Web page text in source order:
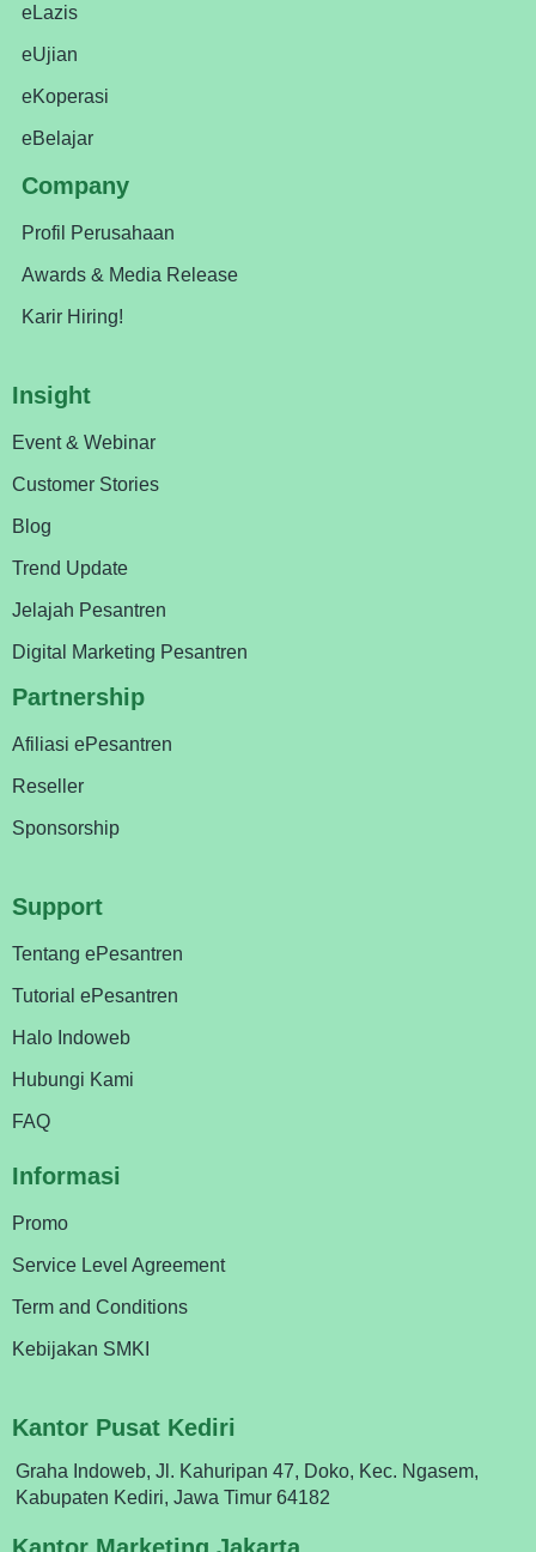
eLazis
eUjian
eKoperasi
eBelajar
Company
Profil Perusahaan
Awards & Media Release
Karir Hiring!
Insight
Event & Webinar
Customer Stories
Blog
Trend Update
Jelajah Pesantren
Digital Marketing Pesantren
Partnership
Afiliasi ePesantren
Reseller
Sponsorship
Support
Tentang ePesantren
Tutorial ePesantren
Halo Indoweb
Hubungi Kami
FAQ
Informasi
Promo
Service Level Agreement
Term and Conditions
Kebijakan SMKI
Kantor Pusat Kediri
Graha Indoweb, Jl. Kahuripan 47, Doko, Kec. Ngasem,
Kabupaten Kediri, Jawa Timur 64182